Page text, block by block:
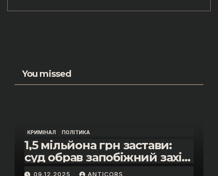
You missed
КРИМІНАЛ ПОЛІТИКА
1,5 мільйона грн застави:
суд обрав запобіжний захід
помічнику нардепки Анни
09.12.2025 ANTICORS